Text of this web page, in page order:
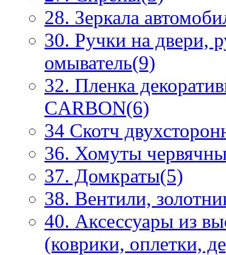
28. Зеркала
30. Ручки на двери,
омыватель(9)
32. Пленка
CARBON(6)
34 Скотч
36. Хомуты
37. Домкраты(5)
38. Вентили,
40. Аксессуары из
(коврики, оплетки,